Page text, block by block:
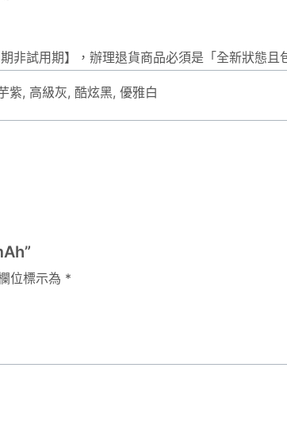
非試用期】，辦理退貨商品必須是「全新狀態且
紫, 高級灰, 酷炫黑, 優雅白
位標示為 *